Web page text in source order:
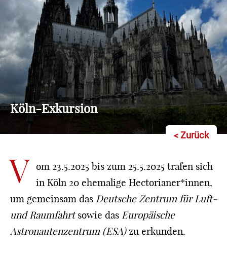
Köln-Exkursion
< Zurück
V om 23.5.2025 bis zum 25.5.2025 trafen sich
in Köln 20 ehemalige Hectorianer*innen,
um gemeinsam das Deutsche Zentrum für Luft-
und Raumfahrtsowie das Europäische
Astronautenzentrum (ESA)zu erkunden.